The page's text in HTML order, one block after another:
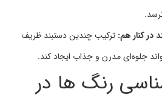
در کنار هم: ترکیب چندین دستبند ظریف
جلوه‌ای مدرن و جذاب ایجاد کند.
رنگ ‌ها در